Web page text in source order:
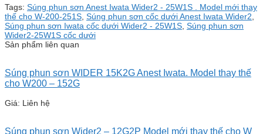
Tags: Súng phun sơn Anest Iwata Wider2 - 25W1S . Model mới thay
thế cho W-200-251S Súng phun sơn cốc dưới Anest Iwata Wider2
Súng phun sơn Iwata cốc dưới Wider2 - 25W1S Súng phun sơn
Wider2-25W1S cốc dưới
Sản phẩm liên quan
Súng phun sơn WIDER 15K2G Anest Iwata. Model thay thế
cho W200 – 152G
Giá: Liên hệ
Súng phun sơn Wider2 – 12G2P Model mới thay thế cho W